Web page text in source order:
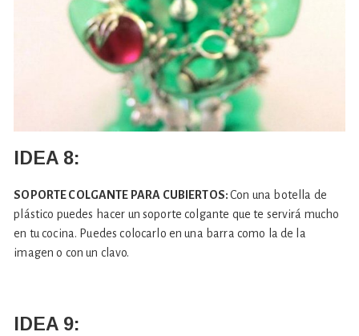
IDEA 8:
SOPORTE COLGANTE PARA CUBIERTOS:Con una botella de
plástico puedes hacer un soporte colgante que te servirá mucho
en tu cocina. Puedes colocarlo en una barra como la de la
imagen o con un clavo.
IDEA 9: